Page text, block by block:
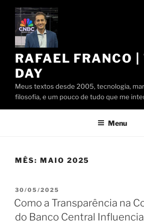
Pular
conteúdo
RAFAEL FRANCO |
DAY
Meus textos desde 2005, tecnologia,
filosofia, e um pouco de tudo que me
Menu
MÊS: MAIO 2025
PUBLICADO
EM
30/05/2025
Como a Transparência na
do Banco Central